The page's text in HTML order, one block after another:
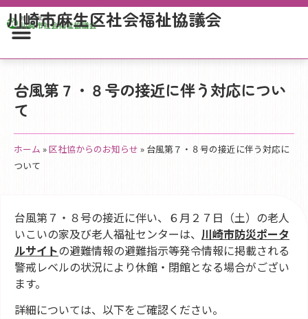
川崎市麻生区社会福祉協議会
台風第７・８号の接近に伴う対応につい
て
ホーム »区社協からのお知らせ » 台風第７・８号の接近に伴う対応に
ついて
台風第７・８号の接近に伴い、６月２７日（土）の老人
いこいの家及び老人福祉センターは、 川崎市防災ポータ
ルサイトの避難情報の避難指示等発令情報に掲載される
警戒レベルの状況により休館・閉館となる場合がござい
ます。
詳細については、以下をご確認ください。